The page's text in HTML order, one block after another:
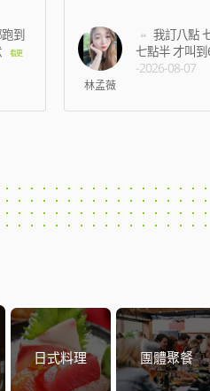
七百多號 現在
到6
我
-
日式料理 團體聚餐